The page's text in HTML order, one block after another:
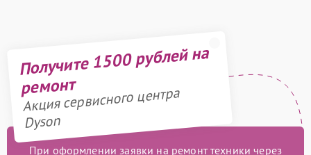
Получите 1500 рублей на
ремонт
Акция сервисного центра
Dyson
При оформлении заявки на ремонт техники через